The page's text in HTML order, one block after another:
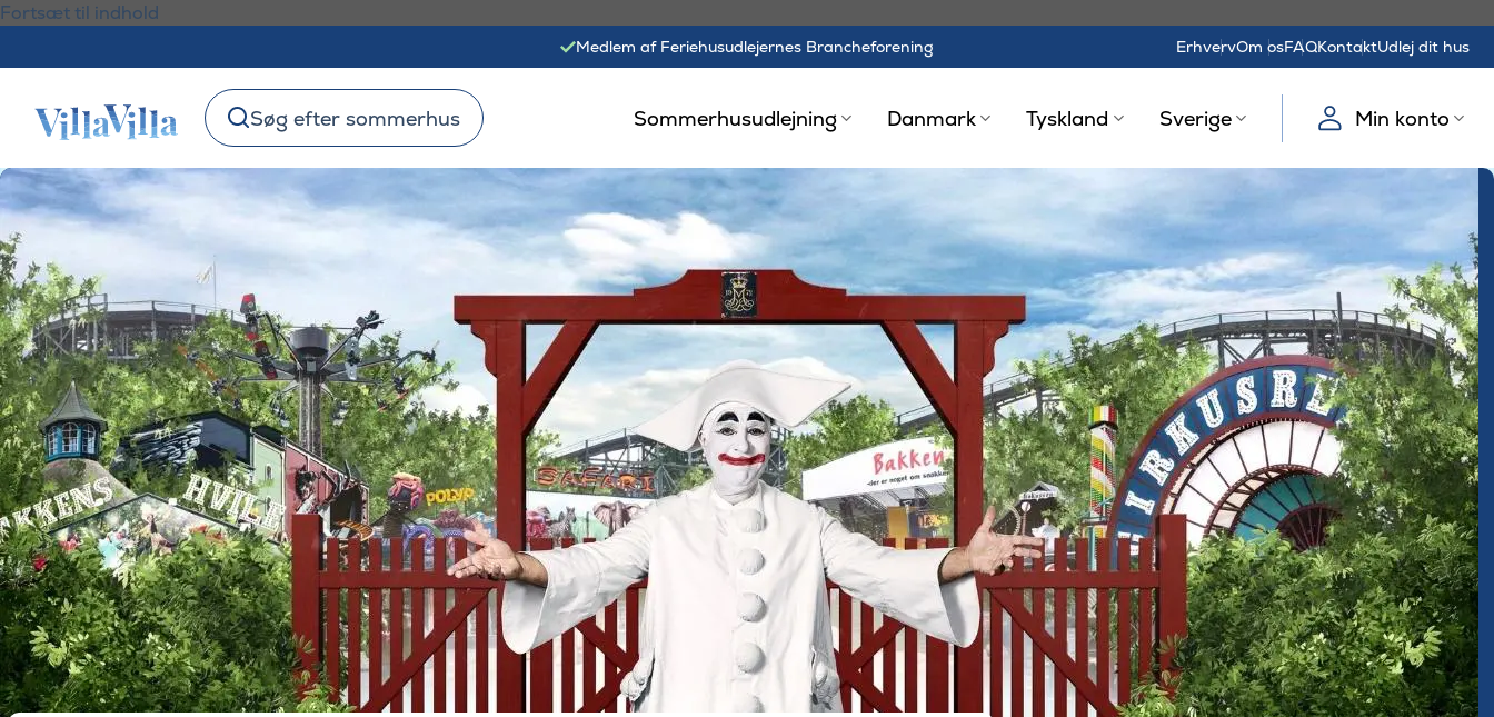
Fortsæt til indhold
Medlem af Feriehusudlejernes Brancheforening ErhvervOm osFAQKontaktUdlej dit hus
Søg efter sommerhus Sommerhusudlejning Danmark Tyskland Sverige Min konto